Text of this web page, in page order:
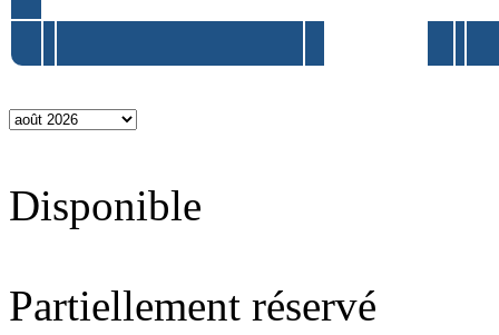
Disponible
Partiellement réservé